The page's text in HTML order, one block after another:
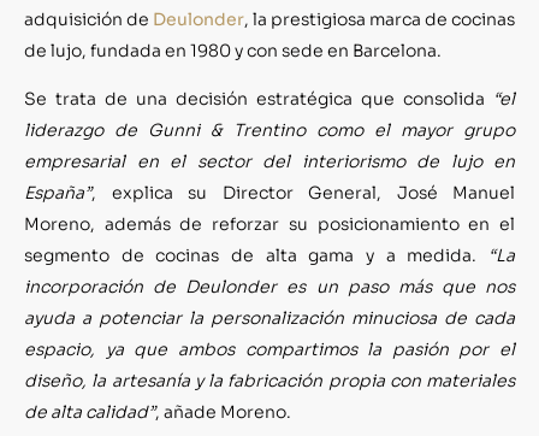
adquisición de Deulonder, la prestigiosa marca de cocinas
de lujo, fundada en 1980 y con sede en Barcelona.
Se trata de una decisión estratégica que consolida “el
liderazgo de Gunni & Trentino como el mayor grupo
empresarial en el sector del interiorismo de lujo en
España”, explica su Director General, José Manuel
Moreno, además de reforzar su posicionamiento en el
segmento de cocinas de alta gama y a medida.
“La
incorporación de Deulonder es un paso más que nos
ayuda a potenciar la personalización minuciosa de cada
espacio, ya que ambos compartimos la pasión por el
diseño, la artesanía y la fabricación propia con materiales
de alta calidad”, añade Moreno.